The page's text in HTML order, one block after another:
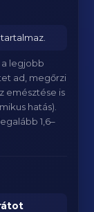
tartalmaz.
legjobb
ad, megőrzi
emésztése is
hatás).
1,6–